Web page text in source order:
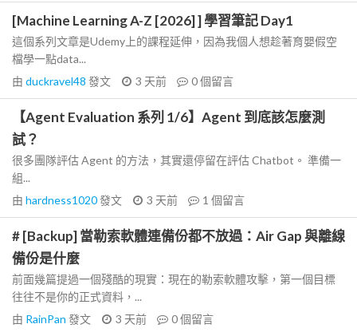
[Machine Learning A-Z [2026] ] 學習筆記 Day1
這個系列文章是Udemy上的課程延伸，因為我個人想趁著育嬰假空
檔學一點data...
由 duckravel48 發文 3 天前 0個留言
【Agent Evaluation 系列 1/6】Agent 到底該怎麼測
試？
很多團隊評估 Agent 的方法，其實還停留在評估 Chatbot。 準備一
組...
由 hardness1020發文 3 天前 1 個留言
# [Backup] 當勒索軟體連備份都不放過：Air Gap 與離線
備份是什麼
前面幾篇提過一個殘酷的現實：現在的勒索軟體攻擊，第一個目標
往往不是你的正式資料，...
由 RainPan 發文 3 天前 0個留言